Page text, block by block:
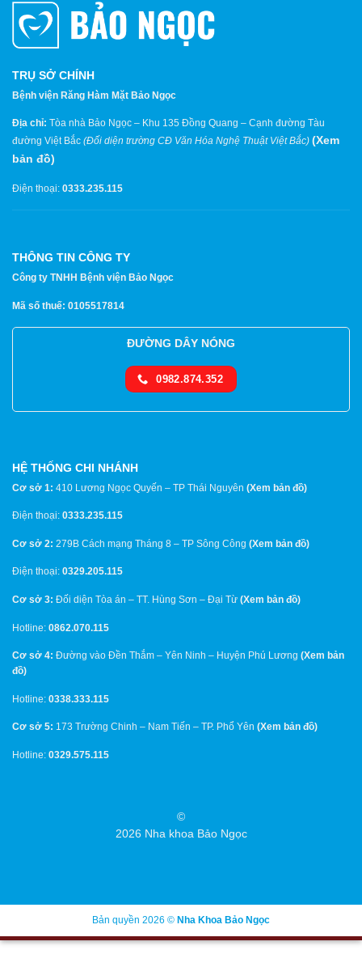
TRỤ SỞ CHÍNH
Bệnh viện Răng Hàm Mặt Bảo Ngọc
Địa chỉ: Tòa nhà Bảo Ngọc – Khu 135 Đồng Quang – Cạnh đường Tàu
đường Việt Bắc (Đối diện trường CĐ Văn Hóa Nghệ Thuật Việt Bắc) (Xem
bản đồ)
Điện thoại: 0333.235.115
THÔNG TIN CÔNG TY
Công ty TNHH Bệnh viện Bảo Ngọc
Mã số thuế: 0105517814
ĐƯỜNG DÂY NÓNG
0982.874.352
HỆ THỐNG CHI NHÁNH
Cơ sở 1: 410 Lương Ngọc Quyến – TP Thái Nguyên (Xem bản đồ)
Điện thoại: 0333.235.115
Cơ sở 2: 279B Cách mạng Tháng 8 – TP Sông Công (Xem bản đồ)
Điện thoại: 0329.205.115
Cơ sở 3: Đối diện Tòa án – TT. Hùng Sơn – Đại Từ (Xem bản đồ)
Hotline: 0862.070.115
Cơ sở 4: Đường vào Đền Thắm – Yên Ninh – Huyện Phú Lương (Xem bản
đồ)
Hotline: 0338.333.115
Cơ sở 5: 173 Trường Chinh – Nam Tiến – TP. Phổ Yên (Xem bản đồ)
Hotline: 0329.575.115
©
2026 Nha khoa Bảo Ngọc
Bản quyền 2026 © Nha Khoa Bảo Ngọc